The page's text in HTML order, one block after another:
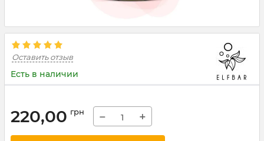
Оставить отзыв
Есть в наличии
220,00 грн − +